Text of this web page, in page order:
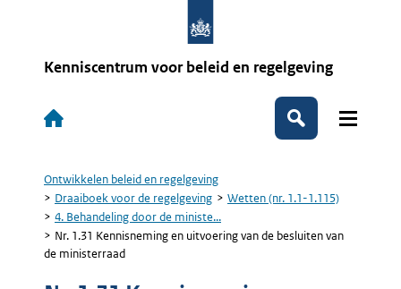
Kenniscentrum voor beleid en regelgeving
Hoofdnavigatie
Zoeken
Kruimelpad
Ontwikkelen beleid en regelgeving
Draaiboek voor de regelgeving
Wetten (nr. 1.1-1.115)
4. Behandeling door de ministe...
Nr. 1.31 Kennisneming en uitvoering van de besluiten van
de ministerraad